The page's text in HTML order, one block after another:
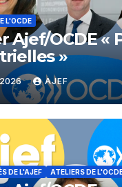
L'OCDE
Ajef/OCDE «
»
2026 AJEF
DE L'AJEF ATELIERS DE